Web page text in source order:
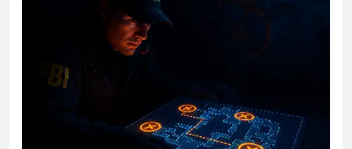
Truecaller — Мобильное приложение📱 ⭐
4.2Средняя оценка: 4.2
NumBuster — Веб-сервис🔍 ⭐ 4.0Средняя
оценка: 4.0
SmsPoisk — когда геолокация работает через